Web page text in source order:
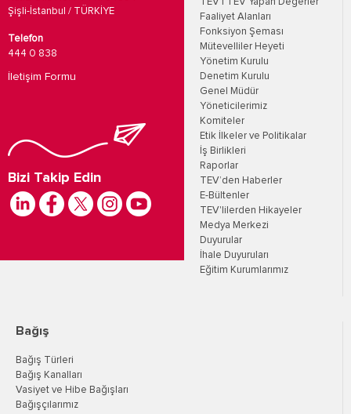
Şişli-İstanbul / TÜRKİYE
Telefon
444 0 838
İletişim Formu
Bizi Takip Edin
TEV'i TEV Yapan Değerler
Faaliyet Alanları
Fonksiyon Şeması
Mütevelliler Heyeti
Yönetim Kurulu
Denetim Kurulu
Genel Müdür
Yöneticilerimiz
Komiteler
Etik İlkeler ve Politikalar
İş Birlikleri
Raporlar
TEV’den Haberler
E-Bültenler
TEV'lilerden Hikayeler
Medya Merkezi
Duyurular
İhale Duyuruları
Eğitim Kurumlarımız
Bağış
Bağış Türleri
Bağış Kanalları
Vasiyet ve Hibe Bağışları
Bağışçılarımız